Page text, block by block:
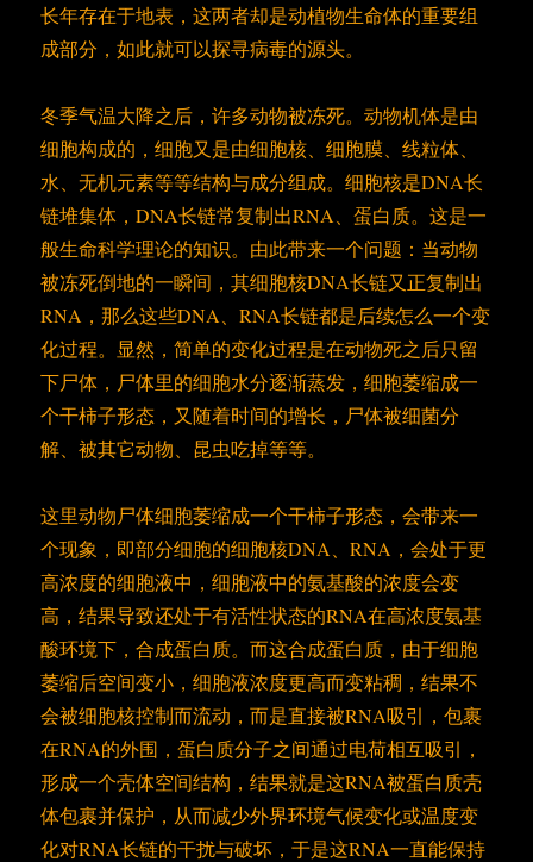
长年存在于地表，这两者却是动植物生命体的重要组
成部分，如此就可以探寻病毒的源头。
冬季气温大降之后，许多动物被冻死。动物机体是由
细胞构成的，细胞又是由细胞核、细胞膜、线粒体、
水、无机元素等等结构与成分组成。细胞核是DNA长
链堆集体，DNA长链常复制出RNA、蛋白质。这是一
般生命科学理论的知识。由此带来一个问题：当动物
被冻死倒地的一瞬间，其细胞核DNA长链又正复制出
RNA，那么这些DNA、RNA长链都是后续怎么一个变
化过程。显然，简单的变化过程是在动物死之后只留
下尸体，尸体里的细胞水分逐渐蒸发，细胞萎缩成一
个干柿子形态，又随着时间的增长，尸体被细菌分
解、被其它动物、昆虫吃掉等等。
这里动物尸体细胞萎缩成一个干柿子形态，会带来一
个现象，即部分细胞的细胞核DNA、RNA，会处于更
高浓度的细胞液中，细胞液中的氨基酸的浓度会变
高，结果导致还处于有活性状态的RNA在高浓度氨基
酸环境下，合成蛋白质。而这合成蛋白质，由于细胞
萎缩后空间变小，细胞液浓度更高而变粘稠，结果不
会被细胞核控制而流动，而是直接被RNA吸引，包裹
在RNA的外围，蛋白质分子之间通过电荷相互吸引，
形成一个壳体空间结构，结果就是这RNA被蛋白质壳
体包裹并保护，从而减少外界环境气候变化或温度变
化对RNA长链的干扰与破坏，于是这RNA一直能保持